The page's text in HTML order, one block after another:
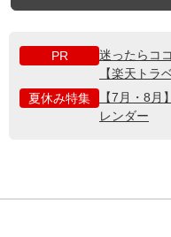
PR
迷ったらコ
【楽天トラ
夏休み特集
【7月・8
レンダー